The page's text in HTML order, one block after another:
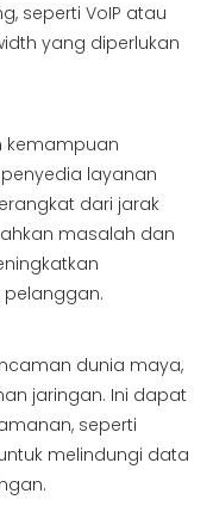
seperti VoIP atau
yang diperlukan
kemampuan
layanan
dari jarak
masalah dan
dunia maya,
jaringan. Ini dapat
seperti
melindungi data